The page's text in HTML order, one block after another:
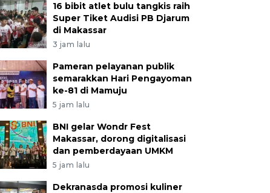
16 bibit atlet bulu tangkis raih
Super Tiket Audisi PB Djarum
di Makassar
3 jam lalu
Pameran pelayanan publik
semarakkan Hari Pengayoman
ke-81 di Mamuju
5 jam lalu
BNI gelar Wondr Fest
Makassar, dorong digitalisasi
dan pemberdayaan UMKM
5 jam lalu
Dekranasda promosi kuliner